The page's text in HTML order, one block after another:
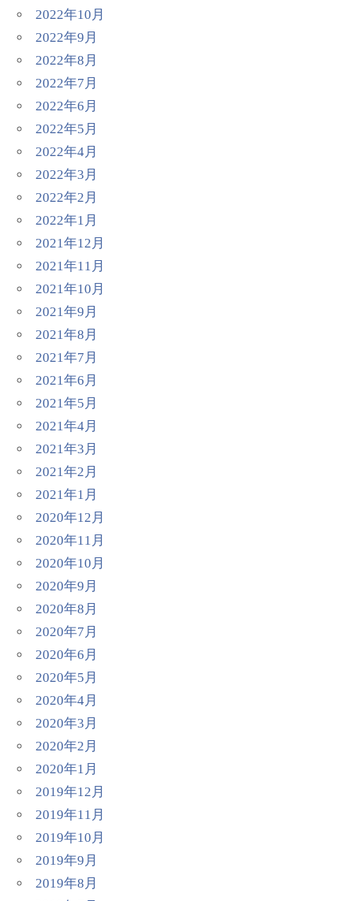
2022年10月
2022年9月
2022年8月
2022年7月
2022年6月
2022年5月
2022年4月
2022年3月
2022年2月
2022年1月
2021年12月
2021年11月
2021年10月
2021年9月
2021年8月
2021年7月
2021年6月
2021年5月
2021年4月
2021年3月
2021年2月
2021年1月
2020年12月
2020年11月
2020年10月
2020年9月
2020年8月
2020年7月
2020年6月
2020年5月
2020年4月
2020年3月
2020年2月
2020年1月
2019年12月
2019年11月
2019年10月
2019年9月
2019年8月